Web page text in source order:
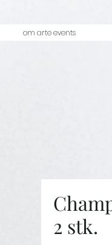
om arte events
2 stk.